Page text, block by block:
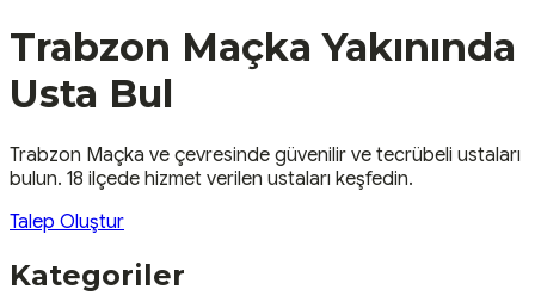
Trabzon Maçka Yakınında
Usta Bul
Trabzon Maçka ve çevresinde güvenilir ve tecrübeli ustaları
bulun. 18 ilçede hizmet verilen ustaları keşfedin.
Talep Oluştur
Kategoriler